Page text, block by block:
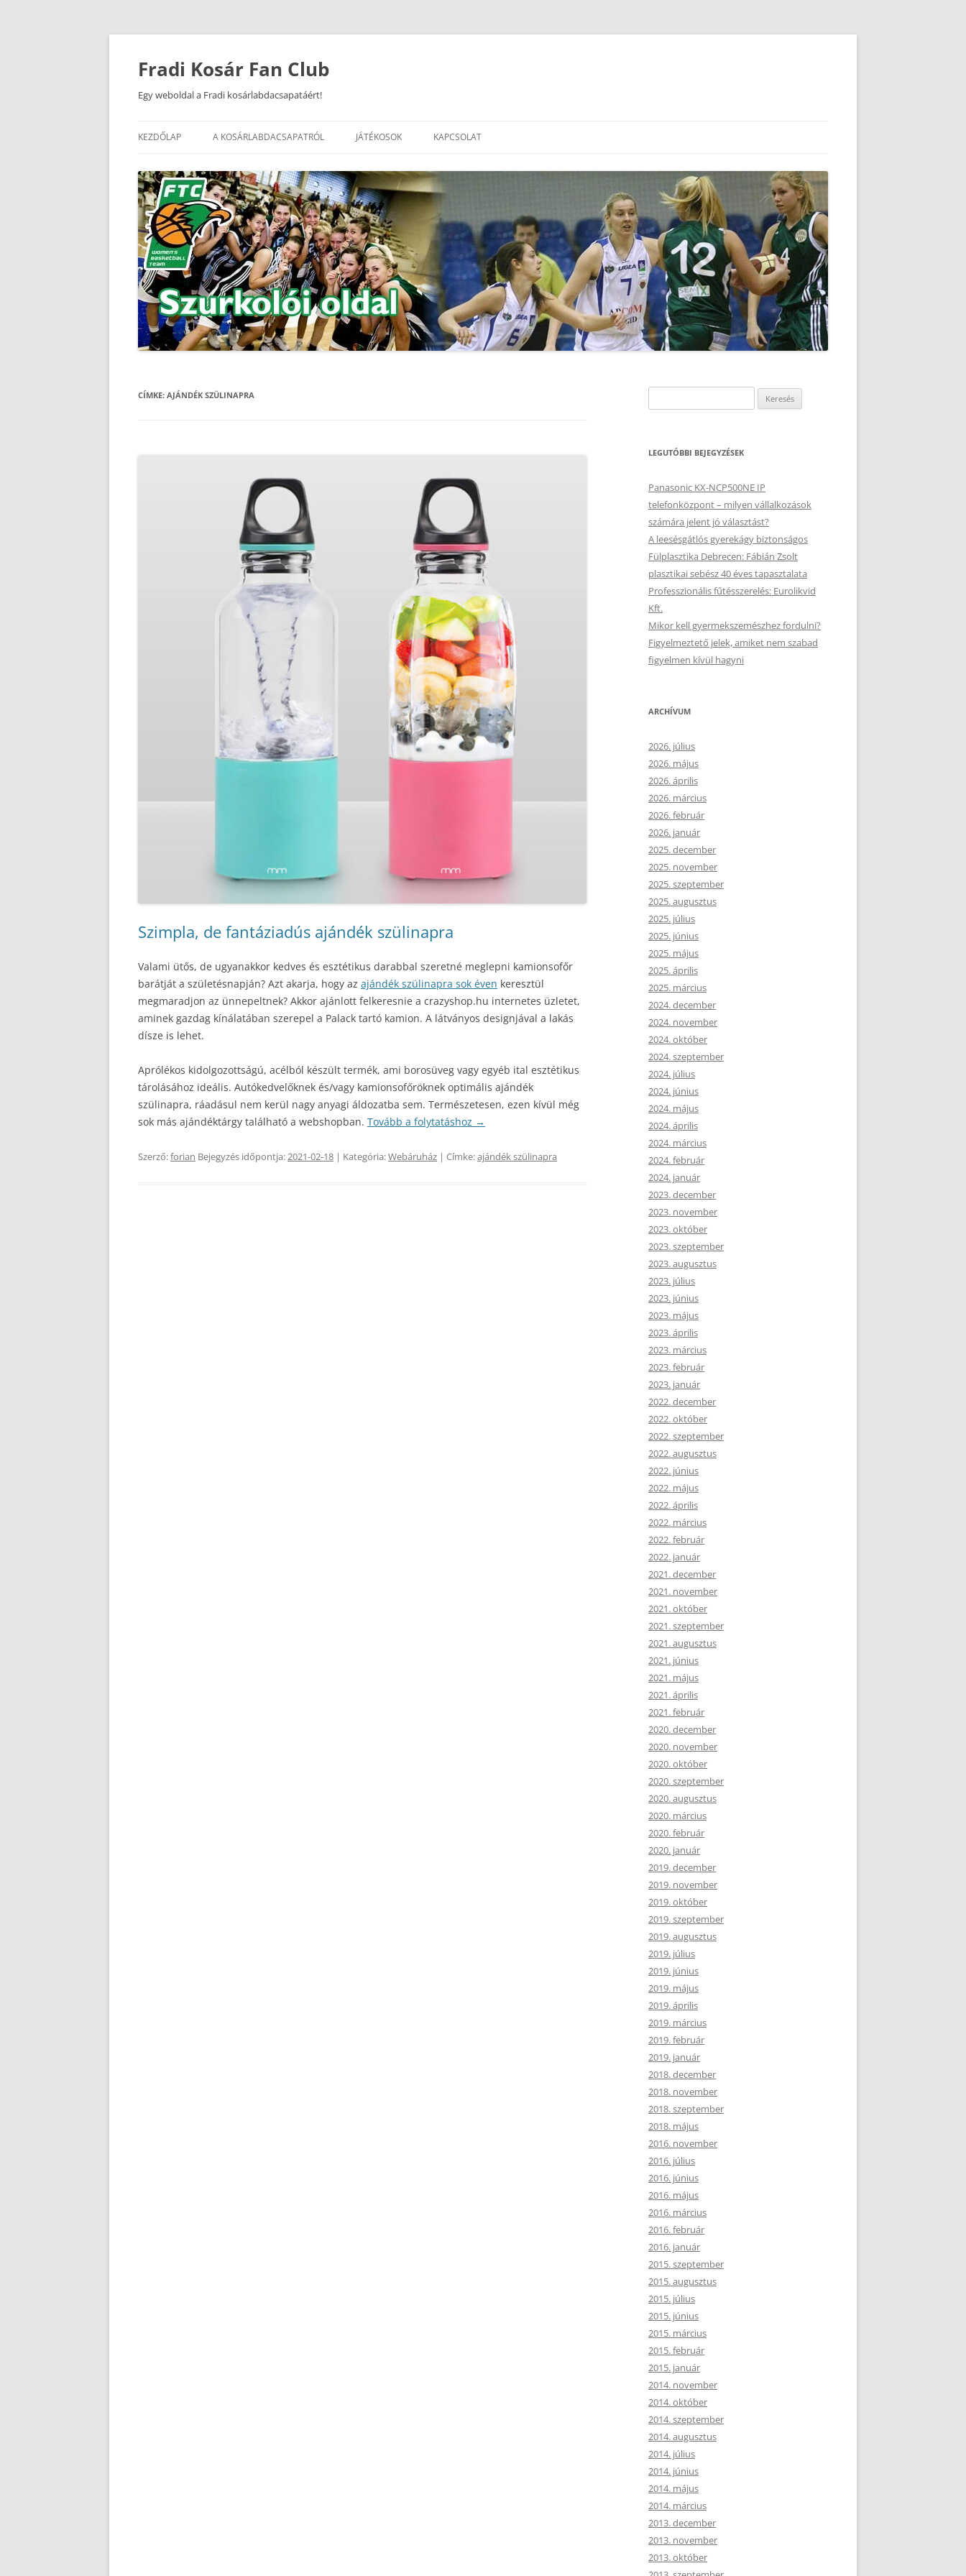
Kilépés
tartalomba
Fradi Kosár Fan Club
Egy weboldal a Fradi kosárlabdacsapatáért!
KEZDŐLAP A KOSÁRLABDACSAPATRÓL JÁTÉKOSOK KAPCSOLAT
CÍMKE: AJÁNDÉK SZÜLINAPRA
Szimpla, de fantáziadús ajándék szülinapra
Valami ütős, de ugyanakkor kedves és esztétikus darabbal szeretné meglepni kamionsofőr
barátját a születésnapján? Azt akarja, hogy az ajándék szülinapra sok éven keresztül
megmaradjon az ünnepeltnek? Akkor ajánlott felkeresnie a crazyshop.hu internetes üzletet,
aminek gazdag kínálatában szerepel a Palack tartó kamion. A látványos designjával a lakás
dísze is lehet.
Aprólékos kidolgozottságú, acélból készült termék, ami borosüveg vagy egyéb ital esztétikus
tárolásához ideális. Autókedvelőknek és/vagy kamionsofőröknek optimális ajándék
szülinapra, ráadásul nem kerül nagy anyagi áldozatba sem. Természetesen, ezen kívül még
sok más ajándéktárgy található a webshopban. Tovább a folytatáshoz →
Szerző:forian Bejegyzés időpontja:2021-02-18 | Kategória:Webáruház | Címke:ajándék szülinapra
LEGUTÓBBI BEJEGYZÉSEK
Panasonic KX-NCP500NE IP
telefonközpont – milyen vállalkozások
számára jelent jó választást?
A leesésgátlós gyerekágy biztonságos
Fülplasztika Debrecen: Fábián Zsolt
plasztikai sebész 40 éves tapasztalata
Professzionális fűtésszerelés: Eurolikvid
Kft.
Mikor kell gyermekszemészhez fordulni?
Figyelmeztető jelek, amiket nem szabad
figyelmen kívül hagyni
ARCHÍVUM
2026. július
2026. május
2026. április
2026. március
2026. február
2026. január
2025. december
2025. november
2025. szeptember
2025. augusztus
2025. július
2025. június
2025. május
2025. április
2025. március
2024. december
2024. november
2024. október
2024. szeptember
2024. július
2024. június
2024. május
2024. április
2024. március
2024. február
2024. január
2023. december
2023. november
2023. október
2023. szeptember
2023. augusztus
2023. július
2023. június
2023. május
2023. április
2023. március
2023. február
2023. január
2022. december
2022. október
2022. szeptember
2022. augusztus
2022. június
2022. május
2022. április
2022. március
2022. február
2022. január
2021. december
2021. november
2021. október
2021. szeptember
2021. augusztus
2021. június
2021. május
2021. április
2021. február
2020. december
2020. november
2020. október
2020. szeptember
2020. augusztus
2020. március
2020. február
2020. január
2019. december
2019. november
2019. október
2019. szeptember
2019. augusztus
2019. július
2019. június
2019. május
2019. április
2019. március
2019. február
2019. január
2018. december
2018. november
2018. szeptember
2018. május
2016. november
2016. július
2016. június
2016. május
2016. március
2016. február
2016. január
2015. szeptember
2015. augusztus
2015. július
2015. június
2015. március
2015. február
2015. január
2014. november
2014. október
2014. szeptember
2014. augusztus
2014. július
2014. június
2014. május
2014. március
2013. december
2013. november
2013. október